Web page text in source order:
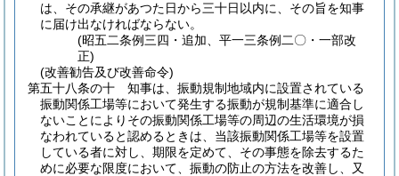
は、その承継があつた日から三十日以内に、その旨を知事
に届け出なければならない。
(昭五二条例三四・追加、平一三条例二〇・一部改
正)
(改善勧告及び改善命令)
第五十八条の十
知事は、振動規制地域内に設置されている
振動関係工場等において発生する振動が規制基準に適合し
ないことによりその振動関係工場等の周辺の生活環境が損
なわれていると認めるときは、当該振動関係工場等を設置
している者に対し、期限を定めて、その事態を除去するた
めに必要な限度において、振動の防止の方法を改善し、又